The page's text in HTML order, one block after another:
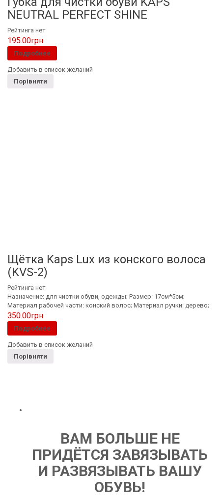
NEUTRAL PERFECT SHINE
Рейтинга нет
195.00грн.
Подробнее
Добавить в список желаний
Порівняти
Щётка Kaps Lux из конского волоса
(KVS-2)
Рейтинга нет
Назначение: для чистки обуви, одежды; Размер: 17см*5см;
Материал рабочей части: конский волос; Материал ручки: дерево;
350.00грн.
Подробнее
Добавить в список желаний
Порівняти
ВАМ БОЛЬШЕ НЕ
ПРИДЁТСЯ ЗАВЯЗЫВАТЬ
И РАЗВЯЗЫВАТЬ ВАШУ
ОБУВЬ!